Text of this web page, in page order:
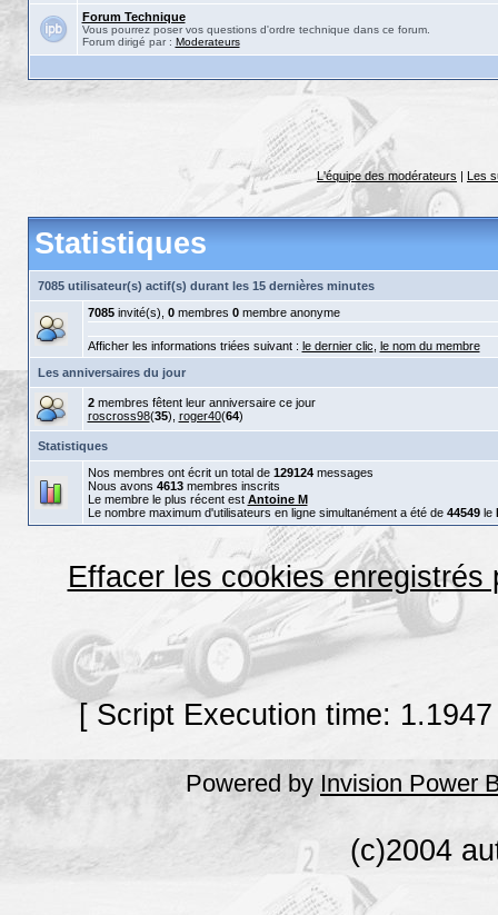
Forum Technique
Vous pourrez poser vos questions d'ordre technique dans ce forum.
Forum dirigé par : Moderateurs
L'équipe des modérateurs | Les
Statistiques
7085 utilisateur(s) actif(s) durant les 15 dernières minutes
7085invité(s), 0membres 0membre anonyme
Afficher les informations triées suivant : le dernier clic le nom du membre
Les anniversaires du jour
2membres fêtent leur anniversaire ce jour
roscross98(35), roger40(64)
Statistiques
Nos membres ont écrit un total de 129124messages
Nous avons 4613membres inscrits
Le membre le plus récent est Antoine M
Le nombre maximum d'utilisateurs en ligne simultanément a été de 44549le
Effacer les cookies enregistrés
[ Script Execution time:
Powered by Invision Power
(c)2004